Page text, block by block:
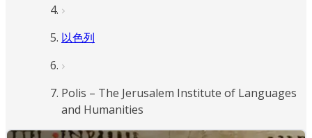
以色列
Polis – The Jerusalem Institute of Languages
and Humanities